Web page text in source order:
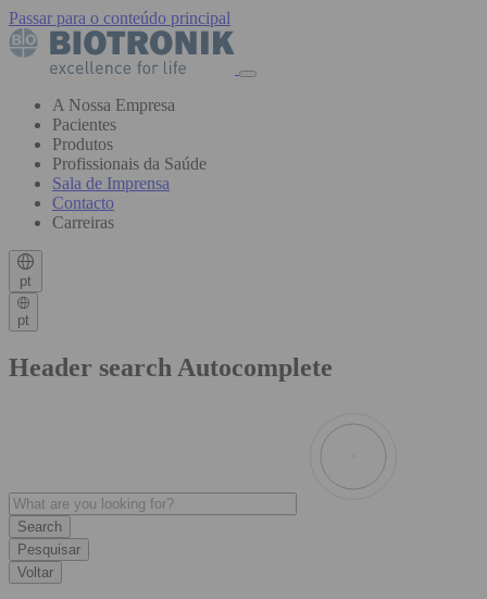
Passar para o conteúdo principal
A Nossa Empresa
Pacientes
Produtos
Profissionais da Saúde
Sala de Imprensa
Contacto
Carreiras
pt
pt
Header search Autocomplete
Pesquisar
Voltar